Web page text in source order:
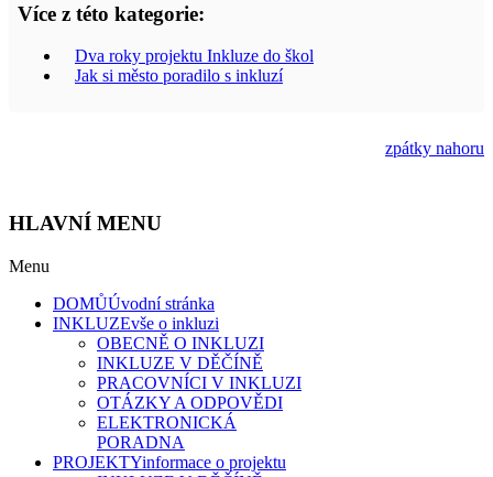
Více z této kategorie:
Dva roky projektu Inkluze do škol
Jak si město poradilo s inkluzí
zpátky nahoru
HLAVNÍ MENU
Menu
DOMŮÚvodní stránka
INKLUZEvše o inkluzi
OBECNĚ O INKLUZI
INKLUZE V DĚČÍNĚ
PRACOVNÍCI V INKLUZI
OTÁZKY A ODPOVĚDI
ELEKTRONICKÁ
PORADNA
PROJEKTYinformace o projektu